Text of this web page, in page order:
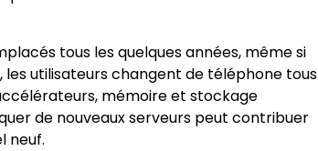
tous les quelques années, même si
les utilisateurs changent de téléphone tous
mémoire et stockage
de nouveaux serveurs peut contribuer
neuf.